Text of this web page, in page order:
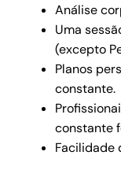
Análise
Uma
(excepto
Planos
constante.
constante
Facilidade